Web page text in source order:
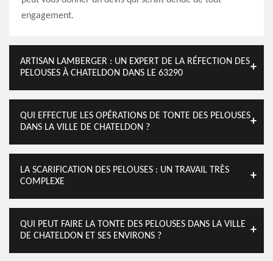
engagement.
ARTISAN LAMBERGER : UN EXPERT DE LA RÉFECTION DES
PELOUSES À CHATELDON DANS LE 63290
QUI EFFECTUE LES OPÉRATIONS DE TONTE DES PELOUSES
DANS LA VILLE DE CHATELDON ?
LA SCARIFICATION DES PELOUSES : UN TRAVAIL TRÈS
COMPLEXE
QUI PEUT FAIRE LA TONTE DES PELOUSES DANS LA VILLE
DE CHATELDON ET SES ENVIRONS ?